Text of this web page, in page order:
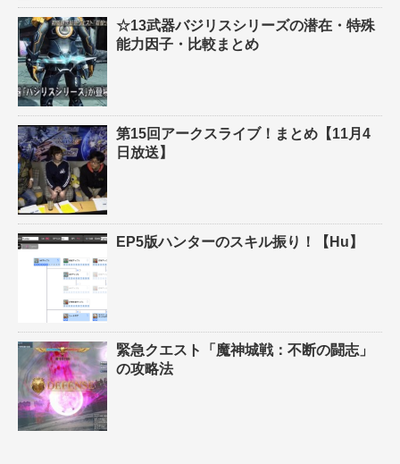
☆13武器バジリスシリーズの潜在・特殊
能力因子・比較まとめ
第15回アークスライブ！まとめ【11月4
日放送】
EP5版ハンターのスキル振り！【Hu】
緊急クエスト「魔神城戦：不断の闘志」
の攻略法